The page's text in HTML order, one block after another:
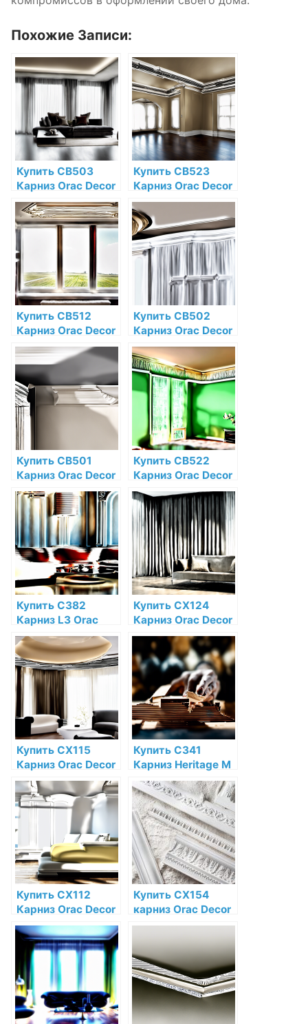
Похожие Записи:
Купить CB503
Карниз Orac Decor
Дюрофом Orac
Decor по низкой
цене в интернет-
магазине
Купить CB523
Карниз Orac Decor
Дюрофом Orac
Decor по низкой
цене в интернет-
магазине
Купить CB512
Карниз Orac Decor
Дюрофом Orac
Decor по низкой
цене в интернет-
магазине
Купить CB502
Карниз Orac Decor
Дюрофом Orac
Decor по низкой
цене в интернет-
магазине
Купить CB501
Карниз Orac Decor
Дюрофом Orac
Decor по низкой
цене в интернет-
магазине
Купить CB522
Карниз Orac Decor
Дюрофом Orac
Decor по низкой
цене в интернет-
магазине
Купить C382
Карниз L3 Orac
Decor Полиуретан
по низкой цене в
интернет-
магазине
Купить CX124
Карниз Orac Decor
Дюрополимер
Orac Decor по
низкой цене в
интернет-
магазине
Купить CX115
Карниз Orac Decor
Дюрополимер
Orac Decor по
низкой цене в
интернет-
магазине
Купить C341
Карниз Heritage M
Orac Decor
Полиуретан по
низкой цене в
интернет-
магазине
Купить CX112
Карниз Orac Decor
Дюрополимер
Orac Decor по
низкой цене в
интернет-
магазине
Купить CX154
карниз Orac Decor
Дюрополимер по
низкой цене в
интернет-
магазине